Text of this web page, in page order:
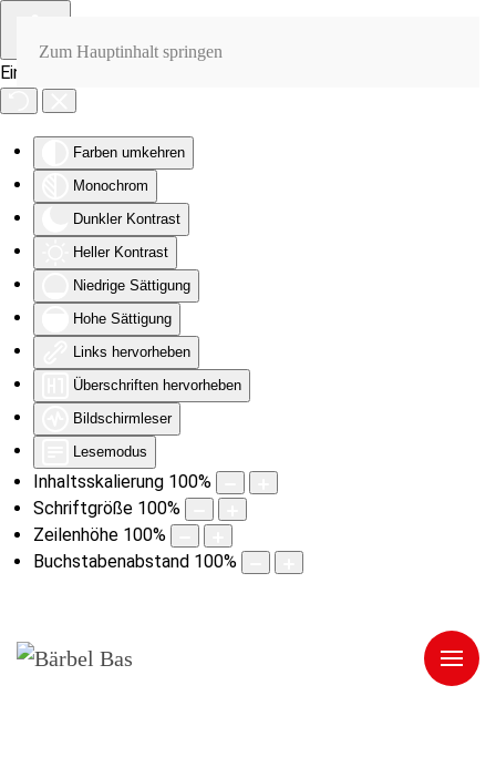
Eingabehilfen öffnen
Farben umkehren
Monochrom
Dunkler Kontrast
Heller Kontrast
Niedrige Sättigung
Hohe Sättigung
Links hervorheben
Überschriften hervorheben
Bildschirmleser
Lesemodus
Inhaltsskalierung 100%
Schriftgröße 100%
Zeilenhöhe 100%
Buchstabenabstand 100%
Zum Hauptinhalt springen